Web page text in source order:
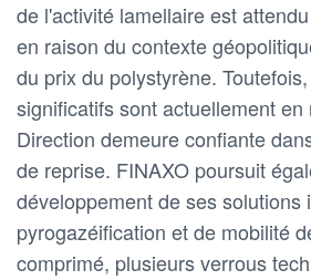
de l'activité lamellaire est
en raison du contexte
du prix du polystyrène.
significatifs sont actuellement
Direction demeure confiante
de reprise. FINAXO poursuit
développement de ses solutions
pyrogazéification et de mobilité
comprimé, plusieurs verrous